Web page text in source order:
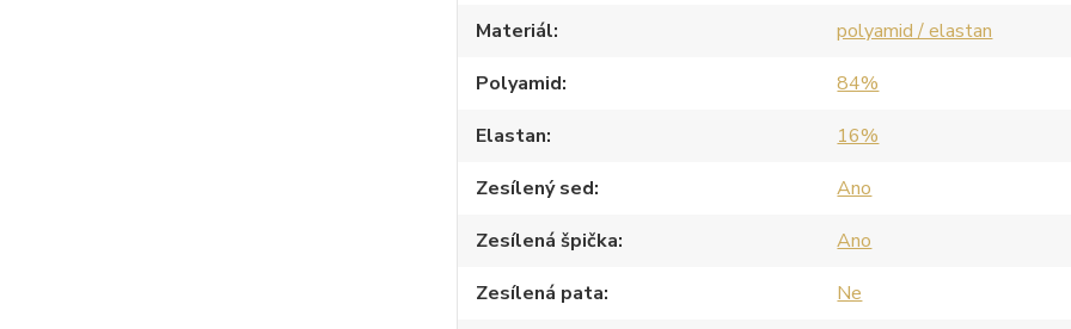
Materiál
polyamid / elastan
Polyamid
84%
Elastan
16%
Zesílený sed
Ano
Zesílená špička
Ano
Zesílená pata
Ne